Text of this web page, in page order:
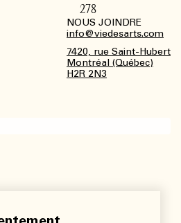
NOUS JOINDRE
info@viedesarts.com
7420, rue Saint-Hubert
Montréal (Québec)
H2R 2N3
278